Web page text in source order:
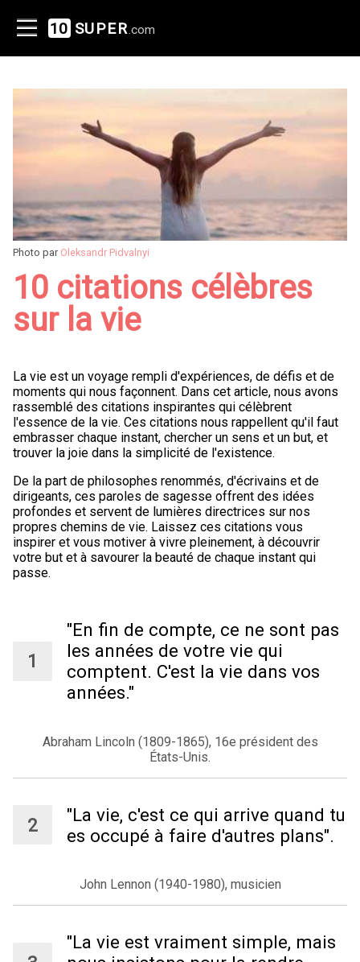
10 SUPER .com
Photo par Oleksandr Pidvalnyi
10 citations célèbres
sur la vie
La vie est un voyage rempli d'expériences, de défis et de
moments qui nous façonnent. Dans cet article, nous avons
rassemblé des citations inspirantes qui célèbrent
l'essence de la vie. Ces citations nous rappellent qu'il faut
embrasser chaque instant, chercher un sens et un but, et
trouver la joie dans la simplicité de l'existence.
De la part de philosophes renommés, d'écrivains et de
dirigeants, ces paroles de sagesse offrent des idées
profondes et servent de lumières directrices sur nos
propres chemins de vie. Laissez ces citations vous
inspirer et vous motiver à vivre pleinement, à découvrir
votre but et à savourer la beauté de chaque instant qui
passe.
"En fin de compte, ce ne sont pas
les années de votre vie qui
comptent. C'est la vie dans vos
années."
Abraham Lincoln (1809-1865), 16e président des
États-Unis.
"La vie, c'est ce qui arrive quand tu
es occupé à faire d'autres plans".
John Lennon (1940-1980), musicien
"La vie est vraiment simple, mais